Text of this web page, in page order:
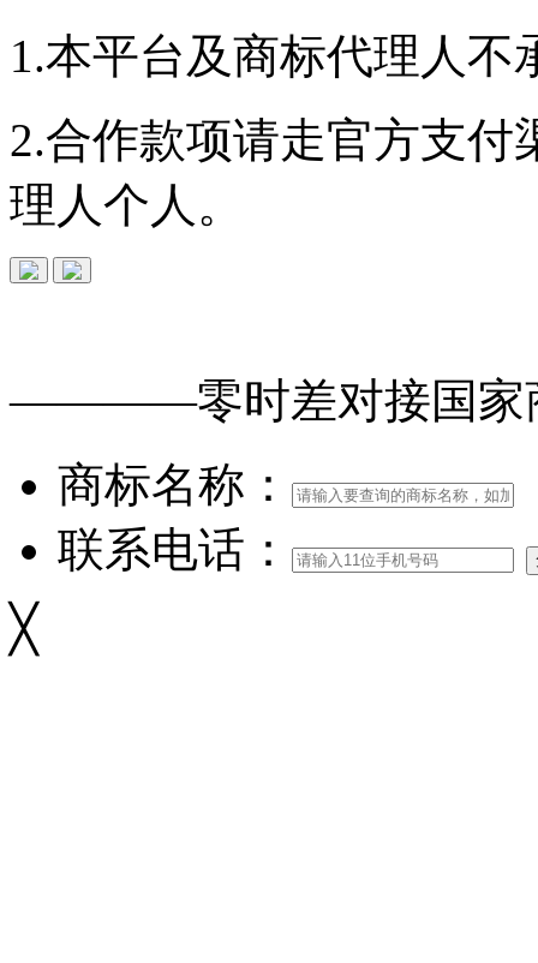
1.本平台及商标代理人不
2.合作款项请走官方支
理人个人。
————零时差对接国
商标名称：
联系电话：
╳